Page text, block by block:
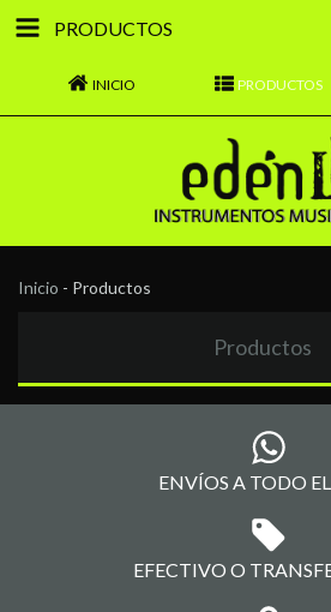
PRODUCTOS
INICIO PRODUCTOS
Inicio - Productos
Productos
ENVÍOS A TODO
EFECTIVO O